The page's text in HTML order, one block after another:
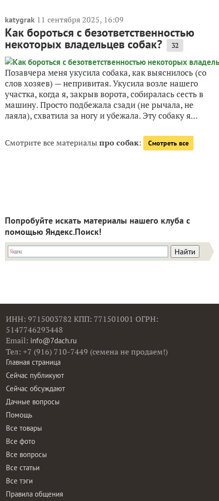
katygrak 11 сентября 2025, 16:09
Как бороться с безответственностью
некоторых владельцев собак? 32
Позавчера меня укусила собака, как выяснилось (со
слов хозяев) — непривитая. Укусила возле нашего
участка, когда я, закрыв ворота, собиралась сесть в
машину. Просто подбежала сзади (не рычала, не
лаяла), схватила за ногу и убежала. Эту собаку я...
Смотрите все материалыпро собак: Смотреть все
Попробуйте искать материалы нашего клуба с
помощью Яндекс.Поиск!
ИНН: 9715003782 КПП: 771501001 ОГРН:
5147746293448
Email: info@7dach.ru
Тел: +7 (916) 710-7449 (семена не продаем!)
Главная страница
Сейчас публикуют
Сейчас обсуждают
Дачные вопросы
Помощь
Все товары
Все фото
Все вопросы
Все статьи
Все тэги
Правила общения